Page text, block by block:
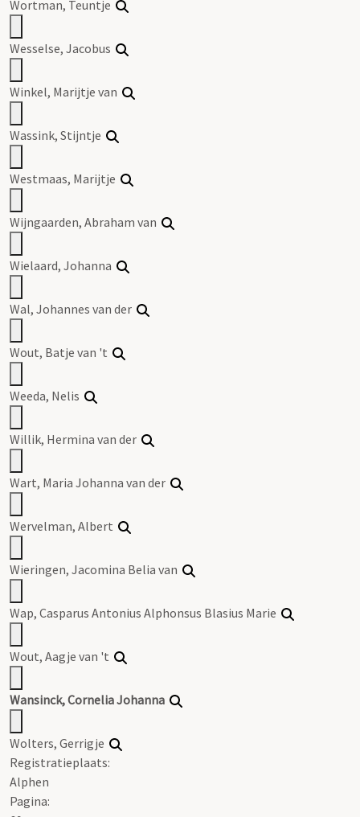
Wortman, Teuntje
Wesselse, Jacobus
Winkel, Marijtje van
Wassink, Stijntje
Westmaas, Marijtje
Wijngaarden, Abraham van
Wielaard, Johanna
Wal, Johannes van der
Wout, Batje van 't
Weeda, Nelis
Willik, Hermina van der
Wart, Maria Johanna van der
Wervelman, Albert
Wieringen, Jacomina Belia van
Wap, Casparus Antonius Alphonsus Blasius Marie
Wout, Aagje van 't
Wansinck,CorneliaJohanna
Wolters, Gerrigje
Registratieplaats:
Alphen
Pagina: